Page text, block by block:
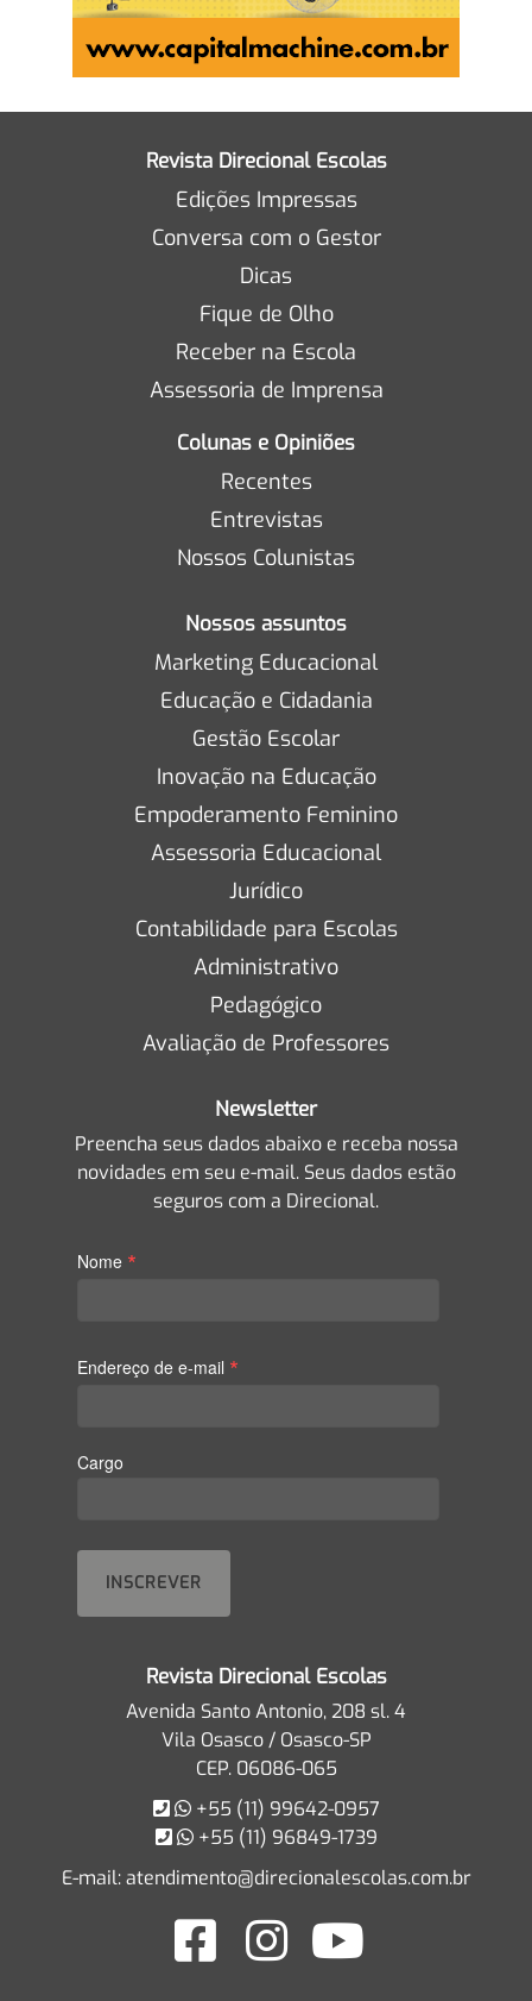
Revista Direcional Escolas
Edições Impressas
Conversa com o Gestor
Dicas
Fique de Olho
Receber na Escola
Assessoria de Imprensa
Colunas e Opiniões
Recentes
Entrevistas
Nossos Colunistas
Nossos assuntos
Marketing Educacional
Educação e Cidadania
Gestão Escolar
Inovação na Educação
Empoderamento Feminino
Assessoria Educacional
Jurídico
Contabilidade para Escolas
Administrativo
Pedagógico
Avaliação de Professores
Newsletter
Preencha seus dados abaixo e receba nossa
novidades em seu e-mail. Seus dados estão
seguros com a Direcional.
Nome *
Endereço de e-mail *
Cargo
Revista Direcional Escolas
Avenida Santo Antonio, 208 sl. 4
Vila Osasco / Osasco-SP
CEP. 06086-065
+55 (11) 99642-0957
+55 (11) 96849-1739
E-mail:atendimento@direcionalescolas.com.br